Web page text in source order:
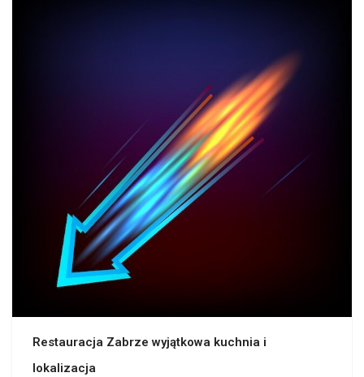
Restauracja Zabrze wyjątkowa kuchnia i
lokalizacja